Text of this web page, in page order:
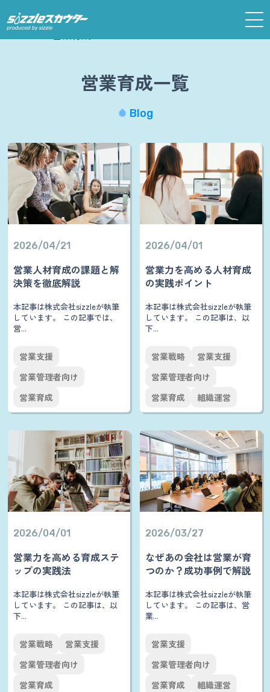
ホーム
営業育成一覧
Blog
2026/04/21
営業人材育成の課題と解
決策を徹底解説
本記事は株式会社sizzleが執筆
しています。 この記事では、
営...
営業支援
営業管理者向け
営業育成
2026/04/01
営業力を高める人材育成
の実践ポイント
本記事は株式会社sizzleが執筆
しています。 この記事は、以
下...
営業戦略
営業支援
営業管理者向け
営業育成
組織運営
2026/04/01
営業力を高める育成ステ
ップの実践法
本記事は株式会社sizzleが執筆
しています。 この記事は、以
下...
営業戦略
営業支援
営業管理者向け
営業育成
2026/03/27
なぜあの会社は営業が育
つのか？成功事例で解説
本記事は株式会社sizzleが執筆
しています。 この記事は、営
業...
営業支援
営業管理者向け
営業育成
組織運営